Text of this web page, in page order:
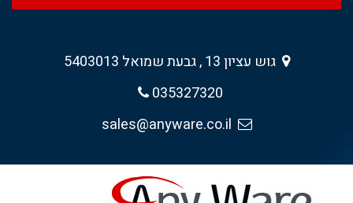
גוש עציון 13 , גבעת שמואל 5403013
035327320